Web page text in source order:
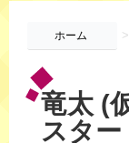
ホーム >
竜太 (
スター